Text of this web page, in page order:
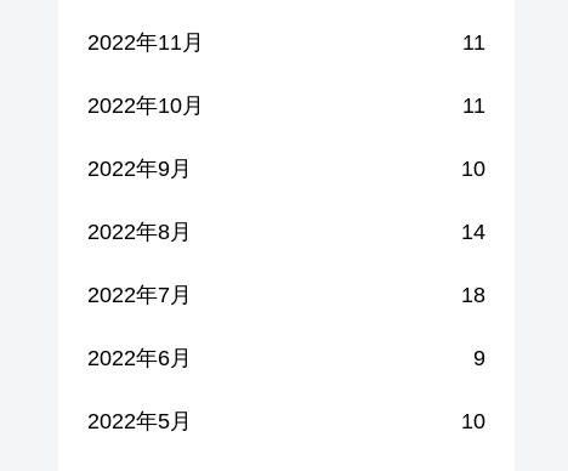
2022年11月 11
2022年10月 11
2022年9月 10
2022年8月 14
2022年7月 18
2022年6月 9
2022年5月 10